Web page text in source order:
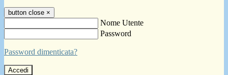
button close ×
Nome Utente
Password
Password dimenticata?